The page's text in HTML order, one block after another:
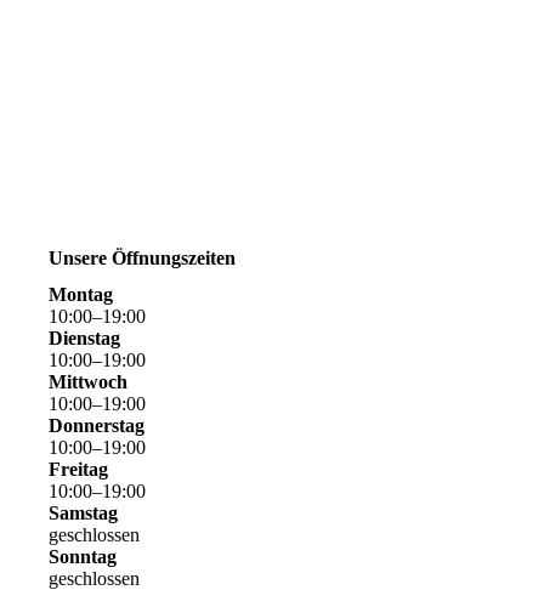
Unsere Öffnungszeiten
Montag
10:00–19:00
Dienstag
10:00–19:00
Mittwoch
10:00–19:00
Donnerstag
10:00–19:00
Freitag
10:00–19:00
Samstag
geschlossen
Sonntag
geschlossen